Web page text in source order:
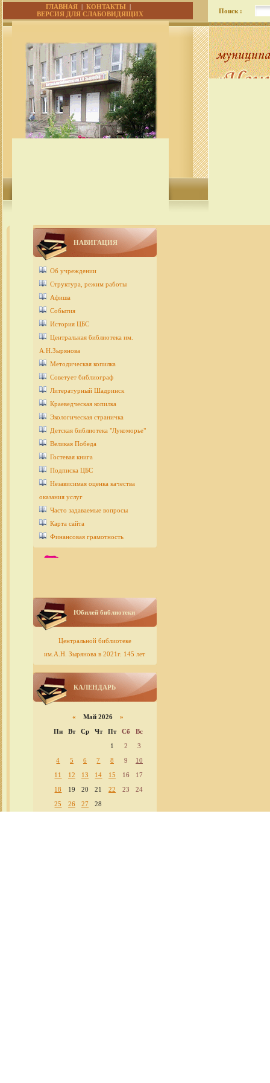
ГЛАВНАЯ |КОНТАКТЫ |
ВЕРСИЯ ДЛЯ СЛАБОВИДЯЩИХ
Поиск :
НАВИГАЦИЯ
Об учреждении
Структура, режим работы
Афиша
События
История ЦБС
Центральная библиотека им.
А.Н.Зырянова
Методическая копилка
Советует библиограф
Литературный Шадринск
Краеведческая копилка
Экологическая страничка
Детcкая библиотека "Лукоморье"
Великая Победа
Гостевая книга
Подписка ЦБС
Независимая оценка качества
оказания услуг
Часто задаваемые вопросы
Карта сайта
Финансовая грамотность
Юбилей библиотеки
Центральной библиотеке
им.А.Н. Зырянова в 2021г. 145 лет
КАЛЕНДАРЬ
« Май 2026»
Пн
Вт Ср Чт Пт Сб
Вс
1
2
3
4
5 6 7 8 9
10
11
12 13 14 15 16
17
18
19 20 21 22 23
24
25
26 27 28